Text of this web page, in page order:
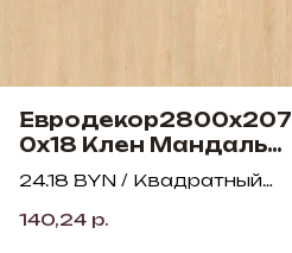
Евродекор2800х207
0х18 Клен Мандаль
натуральный H3840
ST9
24.18 BYN / Квадратный
140,24 р.